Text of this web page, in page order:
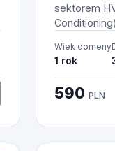
sektorem
Wiek domeny
1 rok
590 PLN